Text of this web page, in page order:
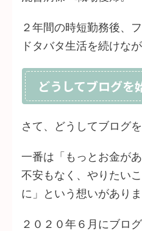
２年間の時短勤務後、
ドタバタ生活を続けな
どうしてブログを
さて、どうしてブログを
一番は「もっとお金が
不安もなく、やりたい
に」という想いがありま
２０２０年６月にブロ